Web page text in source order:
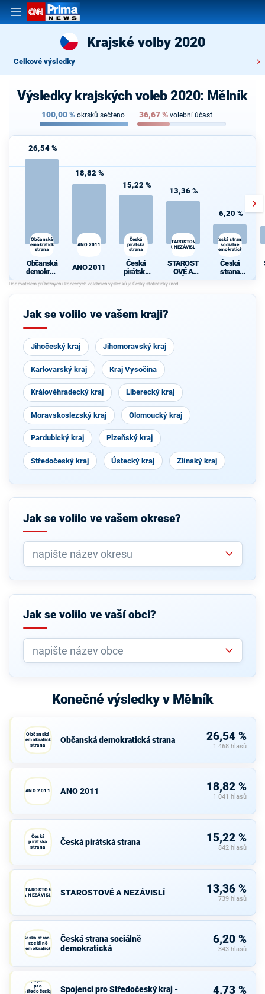
Krajské volby 2020
Celkové výsledky
Výsledky krajských voleb 2020: Mělník
100,00% okrsků sečteno 36,67% volební účast
26,54 %
Občanská
demokratická
strana
Občanská
demokrati
cká strana
18,82 %
ANO 2011
ANO 2011
15,22 %
Česká
pirátská
strana
Česká
pirátská
strana
13,36 %
STAROSTOVÉ
A NEZÁVISLÍ
STAROST
OVÉ A
NEZÁVISL
6,20 %
Česká strana
sociálně
demokratická
Česká
strana
sociálně
cká
Jak se volilo ve vašem kraji?
Jihočeský kraj Jihomoravský kraj
Karlovarský kraj Kraj Vysočina
Královéhradecký kraj Liberecký kraj
Moravskoslezský kraj Olomoucký kraj
Pardubický kraj Plzeňský kraj
Středočeský kraj Ústecký kraj Zlínský kraj
Jak se volilo ve vašem okrese?
Jak se volilo ve vaší obci?
Konečné výsledky v Mělník
Občanská
demokratická
strana
Občanská demokratická strana 26,54 %
1 468 hlasů
ANO 2011 ANO 2011 18,82 %
1 041 hlasů
Česká
pirátská
strana
Česká pirátská strana 15,22 %
842 hlasů
STAROSTOVÉ
A NEZÁVISLÍ
STAROSTOVÉ A NEZÁVISLÍ 13,36 %
739 hlasů
Česká strana
sociálně
demokratická
Česká strana sociálně
demokratická
6,20 %
343 hlasů
Spojenci
pro
Středočeský
Spojenci pro Středočeský kraj -
4,73 %